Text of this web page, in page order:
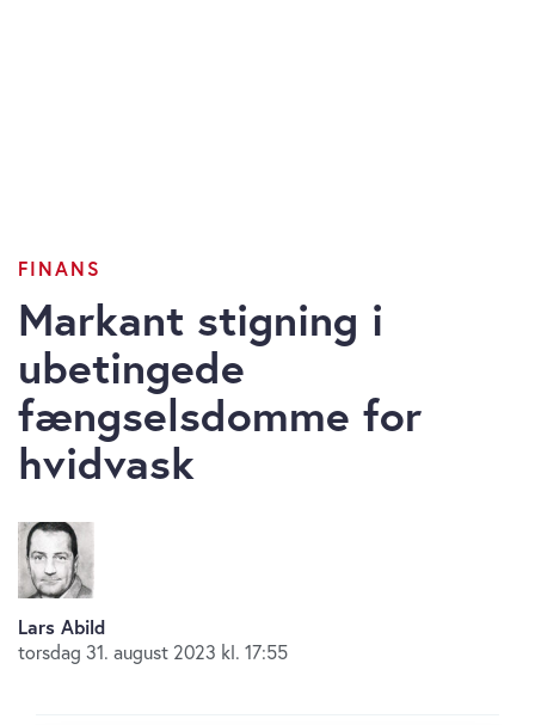
FINANS
Markant stigning i
ubetingede
fængselsdomme for
hvidvask
Lars Abild
torsdag 31. august 2023 kl. 17:55